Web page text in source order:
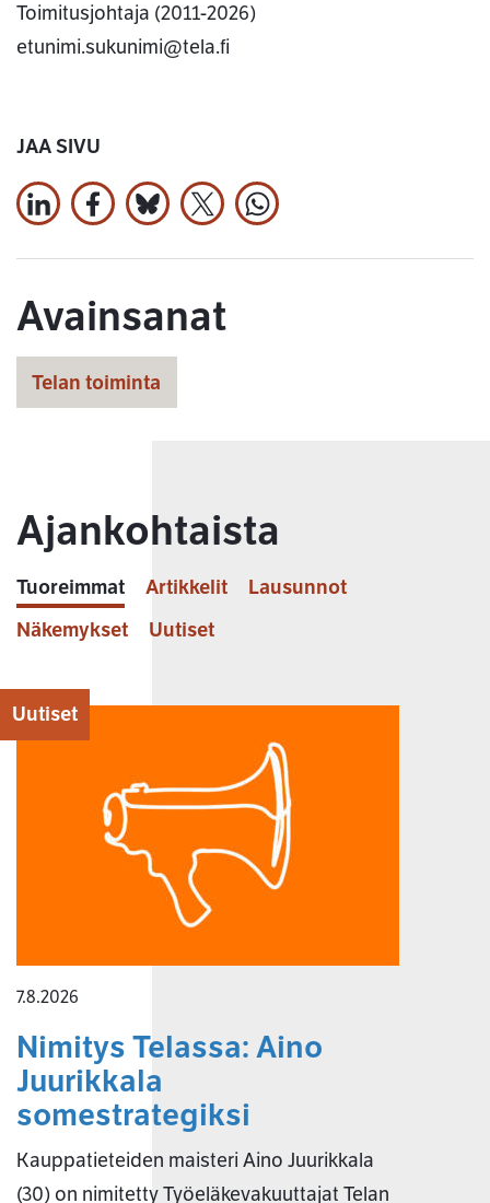
Toimitusjohtaja (2011-2026)
etunimi.sukunimi@tela.fi
JAA SIVU
Jaa LinkedInissä
Jaa Facebookissa
Jaa Bluesky:ssa
Jaa X:ssäJaa WhatsApissa
Avainsanat
Telan toiminta
Ajankohtaista
Tuoreimmat Artikkelit
Lausunnot
Näkemykset
Uutiset
Uutiset
7.8.2026
Nimitys Telassa: Aino
Juurikkala
somestrategiksi
Kauppatieteiden maisteri Aino Juurikkala
(30) on nimitetty Työeläkevakuuttajat Telan